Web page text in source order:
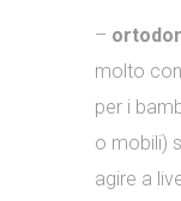
–
molto
per i
o mobili)
agire a